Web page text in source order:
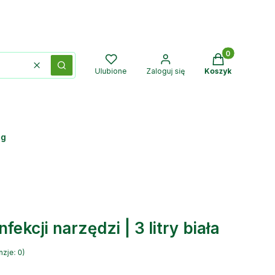
WyczyśćSzukaj Ulubione Zaloguj się
Produkty w
Koszyk
narzędzi | 3 litry biała
0)